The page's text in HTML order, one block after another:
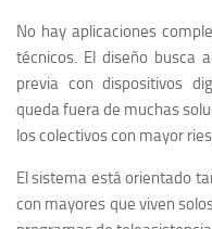
No hay aplicaciones
técnicos. El diseño busca
previa con dispositivos
queda fuera de muchas
los colectivos con mayor
El sistema está orientado
con mayores que viven